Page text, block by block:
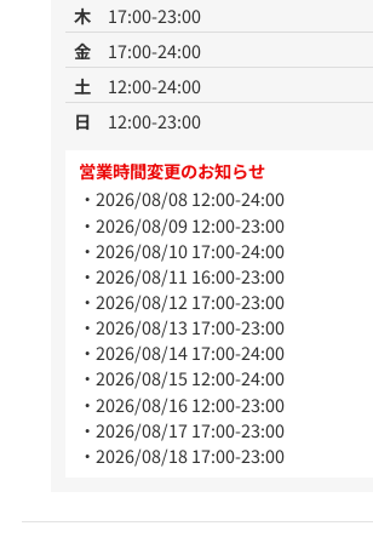
木
17:00-23:00
金
17:00-24:00
土
12:00-24:00
日
12:00-23:00
営業時間変更のお知らせ
2026/08/08 12:00-24:00
2026/08/09 12:00-23:00
2026/08/10 17:00-24:00
2026/08/11 16:00-23:00
2026/08/12 17:00-23:00
2026/08/13 17:00-23:00
2026/08/14 17:00-24:00
2026/08/15 12:00-24:00
2026/08/16 12:00-23:00
2026/08/17 17:00-23:00
2026/08/18 17:00-23:00